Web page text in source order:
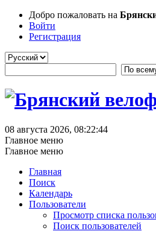
Добро пожаловать на
Войти
Регистрация
08 августа 2026, 08:22:44
Главное меню
Главное меню
Главная
Поиск
Календарь
Пользователи
Просмотр списка
Поиск пользователей